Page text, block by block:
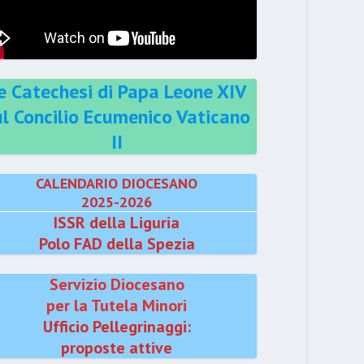
Catechesi di Papa Leone XIV
Concilio Ecumenico Vaticano
II
CALENDARIO DIOCESANO
2025-2026
ISSR della Liguria
Polo FAD della Spezia
Servizio Diocesano
per la Tutela Minori
Ufficio Pellegrinaggi:
proposte attive